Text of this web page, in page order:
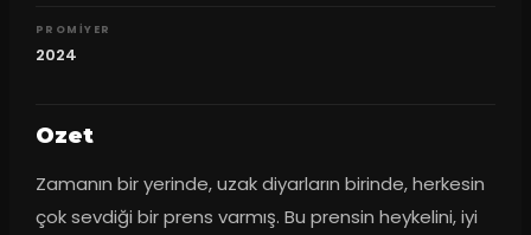
PROMIYER
2024
Ozet
Zamanın bir yerinde, uzak diyarların birinde, herkesin
çok sevdiği bir prens varmış. Bu prensin heykelini, iyi